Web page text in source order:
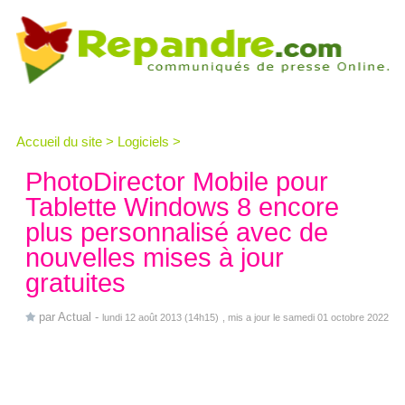
Accueil du site > Logiciels >
PhotoDirector Mobile pour
Tablette Windows 8 encore
plus personnalisé avec de
nouvelles mises à jour
gratuites
par Actual - lundi 12 août 2013 (14h15) , mis a jour le samedi 01 octobre 2022